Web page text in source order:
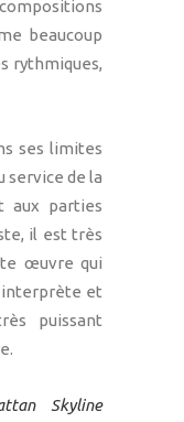
beaucoup
rythmiques,
ses limites
service de la
aux parties
il est très
œuvre qui
et
puissant
Skyline